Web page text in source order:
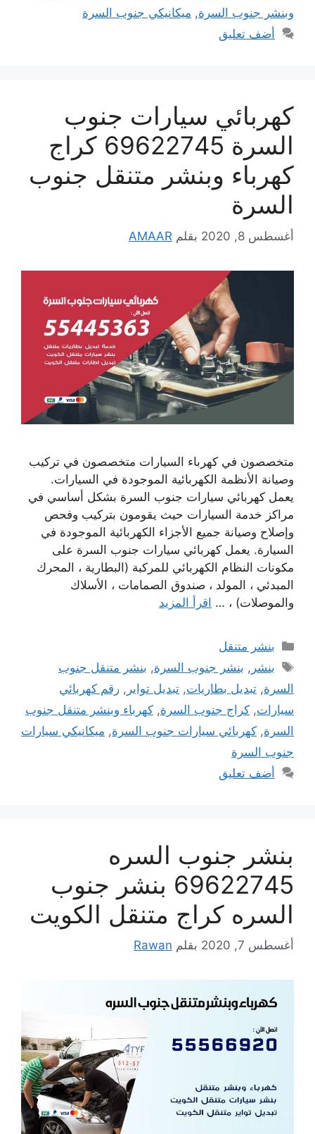
وبنشر جنوب السرة, ميكانيكي جنوب السرة
أضف تعليق
كهربائي سيارات جنوب
السرة 69622745 كراج
كهرباء وبنشر متنقل جنوب
السرة
أغسطس 8, 2020 بقلم AMAAR
متخصصون في كهرباء السيارات متخصصون في تركيب
وصيانة الأنظمة الكهربائية الموجودة في السيارات.
يعمل كهربائي سيارات جنوب السرة بشكل أساسي في
مراكز خدمة السيارات حيث يقومون بتركيب وفحص
وإصلاح وصيانة جميع الأجزاء الكهربائية الموجودة في
السيارة. يعمل كهربائي سيارات جنوب السرة على
مكونات النظام الكهربائي للمركبة (البطارية ، المحرك
المبدئي ، المولد ، صندوق الصمامات ، الأسلاك
والموصلات) ، … اقرأ المزيد
التصنيفات
بنشر متنقل
الوسوم
بنشر , بنشر جنوب السرة, بنشر متنقل جنوب
السرة, تبديل بطاريات, تبديل تواير , رقم كهربائي
سيارات, كراج جنوب السرة, كهرباء وبنشر متنقل جنوب
السرة, كهربائي سيارات جنوب السرة, ميكانيكي سيارات
جنوب السرة
أضف تعليق
بنشر جنوب السره
69622745 بنشر جنوب
السره كراج متنقل الكويت
أغسطس 7, 2020 بقلم Rawan